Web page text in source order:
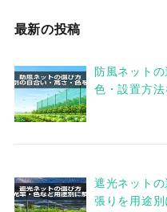
最新の投稿
防風ネット
色・設置方
遮光ネット
張りを用途別